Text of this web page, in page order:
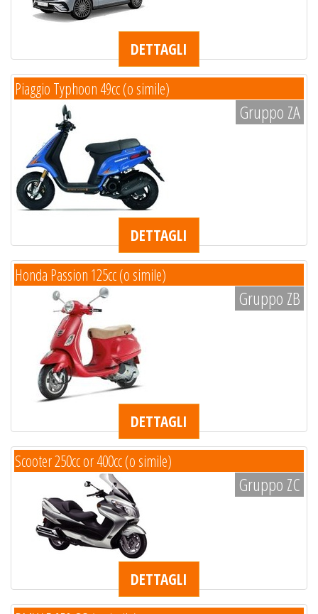
DETTAGLI
Piaggio Typhoon 49cc (o simile)
Gruppo ZA
DETTAGLI
Honda Passion 125cc (o simile)
Gruppo ZB
DETTAGLI
Scooter 250cc or 400cc (o simile)
Gruppo ZC
DETTAGLI